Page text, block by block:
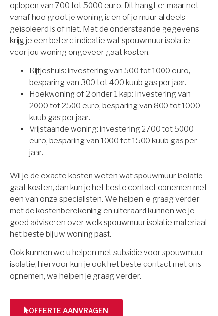
oplopen van 700 tot 5000 euro. Dit hangt er maar net
vanaf hoe groot je woning is en of je muur al deels
geïsoleerd is of niet. Met de onderstaande gegevens
krijg je een betere indicatie wat spouwmuur isolatie
voor jou woning ongeveer gaat kosten.
Rijtjeshuis: investering van 500 tot 1000 euro,
besparing van 300 tot 400 kuub gas per jaar.
Hoekwoning of 2 onder 1 kap: Investering van
2000 tot 2500 euro, besparing van 800 tot 1000
kuub gas per jaar.
Vrijstaande woning: investering 2700 tot 5000
euro, besparing van 1000 tot 1500 kuub gas per
jaar.
Wil je de exacte kosten weten wat spouwmuur isolatie
gaat kosten, dan kun je het beste contact opnemen met
een van onze specialisten. We helpen je graag verder
met de kostenberekening en uiteraard kunnen we je
goed adviseren over welk spouwmuur isolatie materiaal
het beste bij uw woning past.
Ook kunnen we u helpen met subsidie voor spouwmuur
isolatie, hiervoor kun je ook het beste contact met ons
opnemen, we helpen je graag verder.
OFFERTE AANVRAGEN